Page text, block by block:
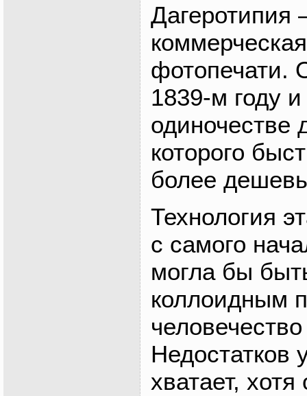
Дагеротипия
фотопечати.
1839-м году
одиночестве
которого
более
Технология
с самого
могла бы
коллоидным
Недостатков
хватает,